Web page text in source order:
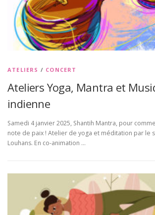
ATELIERS / CONCERT
Ateliers Yoga, Mantra et
indienne
Samedi 4 janvier 2025, Shantih Mantra, pour
note de paix ! Atelier de yoga et méditation par le
Louhans. En co-animation …